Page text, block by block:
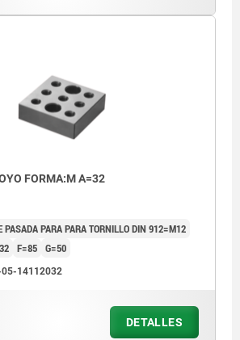
FORMA:M A=32
PASADA PARA PARA TORNILLO DIN 912=M12
F=85 G=50
14112032
DETALLES